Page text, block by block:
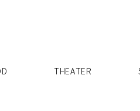
THEATER